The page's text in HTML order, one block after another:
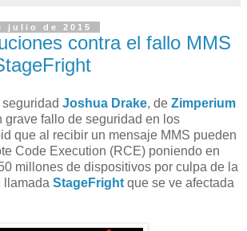
julio de 2015
contra el fallo MMS
Joshua Drake, de Zimperium
grave fallo de seguridad en los
que al recibir un mensaje MMS pueden
Code Execution (RCE) poniendo en
millones de dispositivos por culpa de la
llamada StageFright que se ve afectada